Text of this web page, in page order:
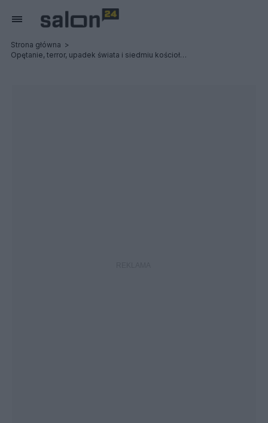
Strona główna
Opętanie, terror, upadek świata i siedmiu kościołów: Possessed / Terrorizer - Relacja